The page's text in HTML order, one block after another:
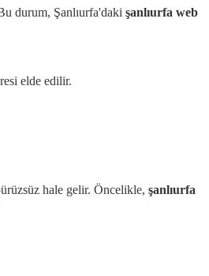
durum, Şanlıurfa'daki şanlıurfa web
elde edilir.
hale gelir. Öncelikle, şanlıurfa